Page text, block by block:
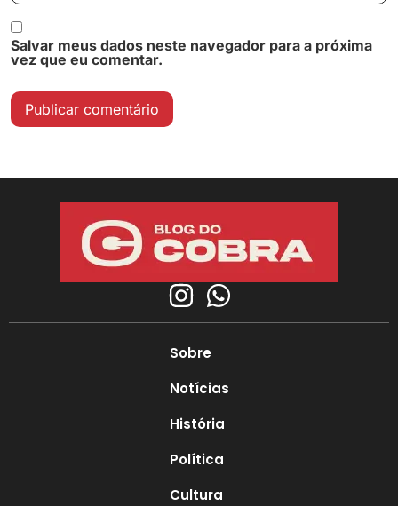
Salvar meus dados neste navegador para a próxima
vez que eu comentar.
Sobre
Notícias
História
Política
Cultura